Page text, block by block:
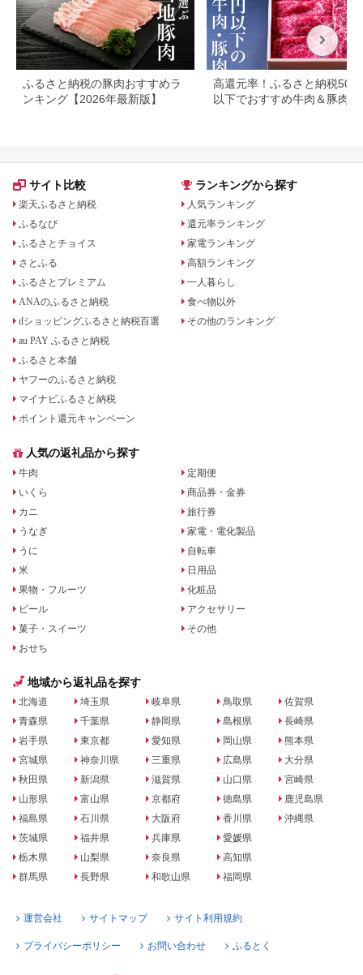
ふるさと納税の豚肉おすすめラ
ンキング【2026年最新版】
高還元率！ふるさと納税
以下でおすすめ牛肉＆豚肉ラ
サイト比較
楽天ふるさと納税
ふるなび
ふるさとチョイス
さとふる
ふるさとプレミアム
ANAのふるさと納税
dショッピングふるさと納税百選
au PAY ふるさと納税
ふるさと本舗
ヤフーのふるさと納税
マイナビふるさと納税
ポイント還元キャンペーン
ランキングから探す
人気ランキング
還元率ランキング
家電ランキング
高額ランキング
一人暮らし
食べ物以外
その他のランキング
人気の返礼品から探す
牛肉
いくら
カニ
うなぎ
うに
米
果物・フルーツ
ビール
菓子・スイーツ
おせち
定期便
商品券・金券
旅行券
家電・電化製品
自転車
日用品
化粧品
アクセサリー
その他
地域から返礼品を探す
北海道
青森県
岩手県
宮城県
秋田県
山形県
福島県
茨城県
栃木県
群馬県
埼玉県
千葉県
東京都
神奈川県
新潟県
富山県
石川県
福井県
山梨県
長野県
岐阜県
静岡県
愛知県
三重県
滋賀県
京都府
大阪府
兵庫県
奈良県
和歌山県
鳥取県
島根県
岡山県
広島県
山口県
徳島県
香川県
愛媛県
高知県
福岡県
佐賀県
長崎県
熊本県
大分県
宮崎県
鹿児島県
沖縄県
運営会社 サイトマップ サイト利用規約
プライバシーポリシー お問い合わせ ふるとく